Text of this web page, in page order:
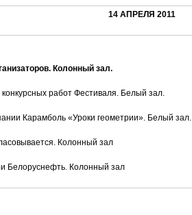
14 АПРЕЛЯ 2011
Колонный зал.
конкурсных работ Фестиваля. Белый зал.
Карамболь «Уроки геометрии». Белый зал.
Колонный зал
Белоруснефть. Колонный зал